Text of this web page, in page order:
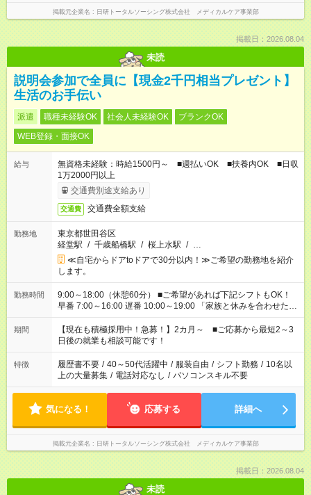
掲載元企業名 日研トータルソーシング株式会社 メディカルケア事業部
掲載日：2026.08.04
未読
説明会参加で全員に【現金2千円相当プレゼント】
生活のお手伝い
派遣 職種未経験OK 社会人未経験OK
ブランクOK
WEB登録・面接OK
給与
無資格未経験：時給1500円～ ■週払いOK ■扶養内OK ■日収
1万2000円以上
交通費別途支給あり
交通費 交通費全額支給
勤務地
東京都世田谷区
経堂駅 / 千歳船橋駅 / 桜上水駅 / …
≪自宅からドアtoドアで30分以内！≫ご希望の勤務地を紹介
します。
勤務時間
9:00～18:00（休憩60分） ■ご希望があれば下記シフトもOK！
早番 7:00～16:00 遅番 10:00～19:00 「家族と休みを合わせた
い」 「余裕を持って夕飯の準備がしたい」 「できれば残業はし
たくない」 など、ご希望を教えてくださいね。 ※Wワーク希望
の方へ 今ご覧のお仕事で希望する勤務時間と、もう1つのお仕事
の勤務時間。 合計で週40時間を超える場合は応募できません。
期間
【現在も積極採用中！急募！】2カ月～ ■ご応募から最短2～3
日後の就業も相談可能です！
特徴 履歴書不要 / 40～50代活躍中 / 服装自由 / シフト勤務 / 10名以
上の大量募集 / 電話対応なし / パソコンスキル不要
気になる！ 応募する 詳細へ
掲載元企業名 日研トータルソーシング株式会社 メディカルケア事業部
掲載日：2026.08.04
未読